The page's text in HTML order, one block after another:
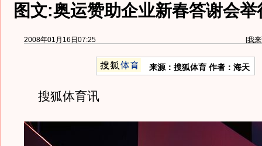
图文:奥运赞助企业新春答谢会
2008年01月16日07:25 [我
来源：搜狐体育 作者：海天
搜狐体育讯